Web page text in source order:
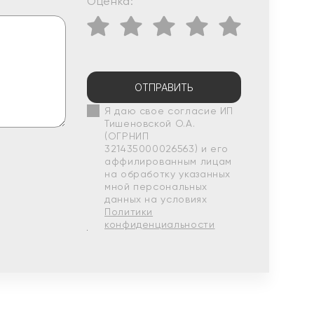
ОТПРАВИТЬ
Я даю свое согласие ИП
Тишеновской О.А.
(ОГРНИП
321435000026563) и его
аффилированным лицам
на обработку указанных
мной персональных
данных на условиях
Политики
конфиденциальности